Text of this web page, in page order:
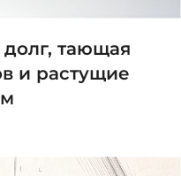
тающая
и растущие